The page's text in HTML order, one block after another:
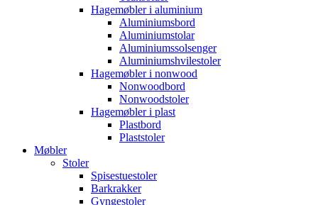
Hagemøbler i aluminium
Aluminiumsbord
Aluminiumstolar
Aluminiumssolsenger
Aluminiumshvilestoler
Hagemøbler i nonwood
Nonwoodbord
Nonwoodstoler
Hagemøbler i plast
Plastbord
Plaststoler
Møbler
Stoler
Spisestuestoler
Barkrakker
Gyngestoler